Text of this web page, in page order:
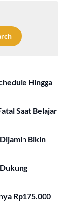
Hingga
Saat Belajar
Bikin
Rp175.000